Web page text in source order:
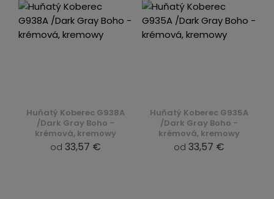
Huňatý Koberec G938A
/Dark Gray Boho -
krémová, kremowy
od 33,57 €
Huňatý Koberec G935A
/Dark Gray Boho -
krémová, kremowy
od 33,57 €